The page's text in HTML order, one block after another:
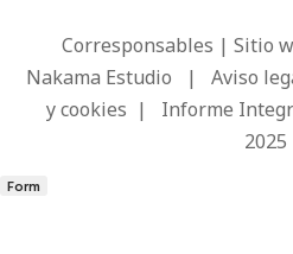
Corresponsables | Sitio
Nakama Estudio | Aviso
y cookies | Informe
2025
Form